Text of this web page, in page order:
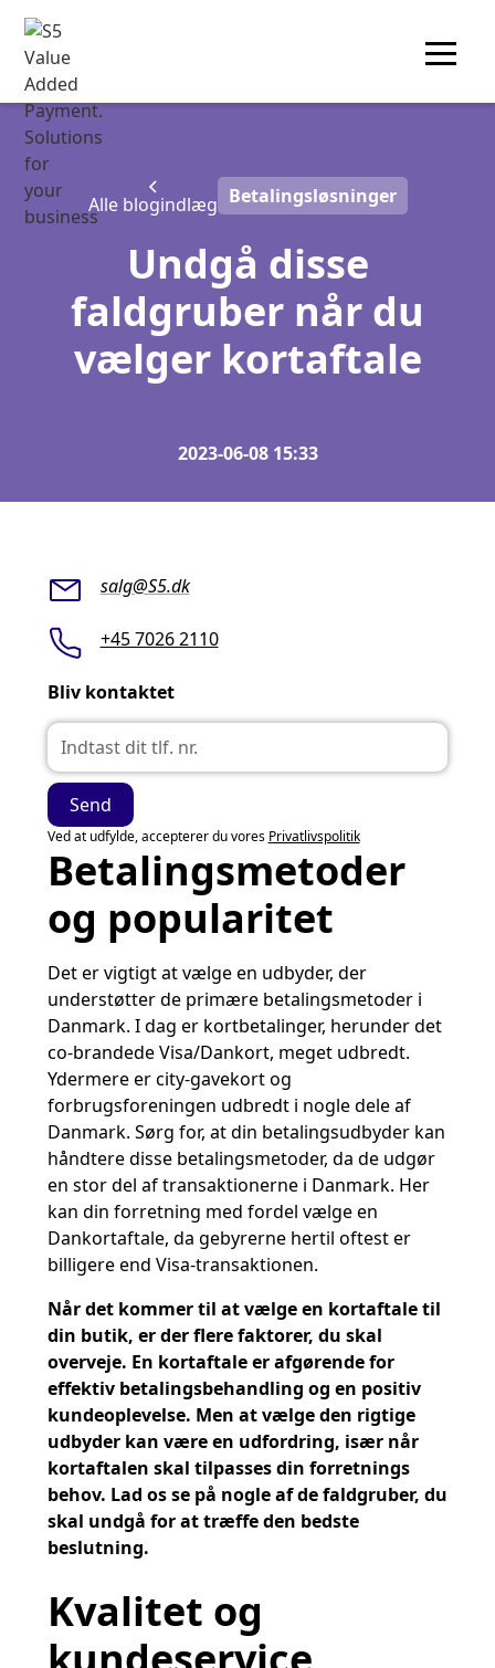
Alle blogindlæg Betalingsløsninger
Undgå disse
faldgruber når du
vælger kortaftale
2023-06-08 15:33
salg@S5.dk
+45 7026 2110
Bliv kontaktet
Ved at udfylde, accepterer du vores Privatlivspolitik
Betalingsmetoder
og popularitet
Det er vigtigt at vælge en udbyder, der
understøtter de primære betalingsmetoder i
Danmark. I dag er kortbetalinger, herunder det
co-brandede Visa/Dankort, meget udbredt.
Ydermere er city-gavekort og
forbrugsforeningen udbredt i nogle dele af
Danmark. Sørg for, at din betalingsudbyder kan
håndtere disse betalingsmetoder, da de udgør
en stor del af transaktionerne i Danmark. Her
kan din forretning med fordel vælge en
Dankortaftale, da gebyrerne hertil oftest er
billigere end Visa-transaktionen.
Når det kommer til at vælge en kortaftale til
din butik, er der flere faktorer, du skal
overveje. En kortaftale er afgørende for
effektiv betalingsbehandling og en positiv
kundeoplevelse. Men at vælge den rigtige
udbyder kan være en udfordring, især når
kortaftalen skal tilpasses din forretnings
behov. Lad os se på nogle af de faldgruber, du
skal undgå for at træffe den bedste
beslutning.
Kvalitet og